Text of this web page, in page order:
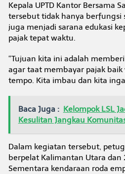
k
d
i
T
a
k
a
Kepala UPTD Kantor Bersama
tersebut tidak hanya berfungsi
juga menjadi sarana edukasi
pajak tepat waktu.
“Tujuan kita ini adalah
agar taat membayar pajak
tempo. Kita imbau dan kita
Baca Juga : Kelompok LSL
Kesulitan Jangkau
Dalam kegiatan tersebut,
berpelat Kalimantan Utara dan
Sementara kendaraan roda